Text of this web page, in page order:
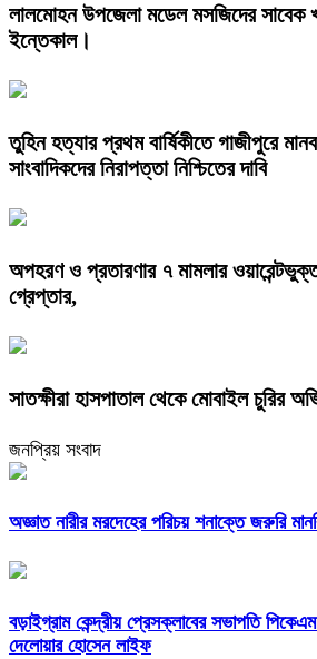
লালমোহন উপজেলা মডেল মসজিদের সাবেক
ইন্তেকাল।
তুহিন হত্যার প্রথম বার্ষিকীতে গাজীপুরে
সাংবাদিকদের নিরাপত্তা নিশ্চিতের দাবি
অপহরণ ও প্রতারণার ৭ মামলার
গ্রেপ্তার,
সাতক্ষীরা হাসপাতাল থেকে মোবাইল চুরির
জনপ্রিয় সংবাদ
অজ্ঞাত নারীর মরদেহের পরিচয় শনাক্তে জরুরি
বড়াইগ্রাম কেন্দ্রীয় প্রেসক্লাবের সভাপতি
দেলোয়ার হোসেন লাইফ